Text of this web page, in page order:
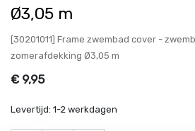
Ø3,05 m
[30201011] Frame zwembad cover -
zomerafdekking Ø3,05 m
€ 9,95
Levertijd: 1-2 werkdagen